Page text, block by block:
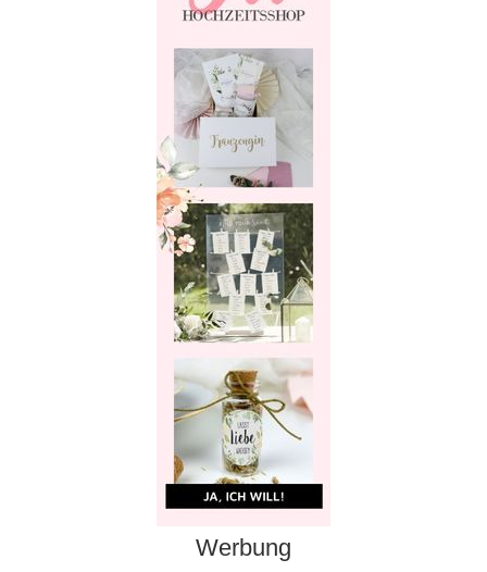
Werbung